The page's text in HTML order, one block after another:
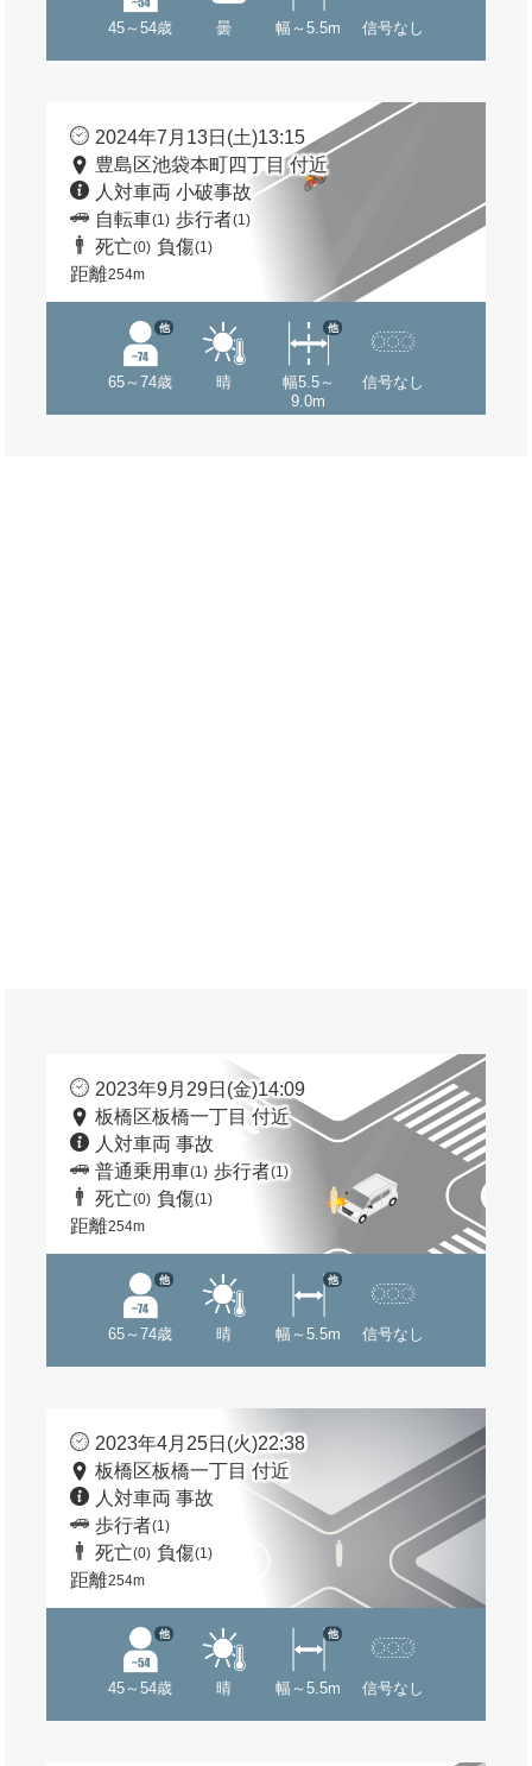
45～54歳 曇 幅～5.5m 信号なし
2024年7月13日(土)13:15
豊島区池袋本町四丁目 付近
人対車両 小破事故
自転車(1) 歩行者(1)
死亡(0) 負傷(1)
距離254m
65～74歳
他
晴
幅5.5～
9.0m
他
信号なし
2023年9月29日(金)14:09
板橋区板橋一丁目 付近
人対車両 事故
普通乗用車(1) 歩行者(1)
死亡(0) 負傷(1)
距離254m
65～74歳
他
晴 幅～5.5m
他
信号なし
2023年4月25日(火)22:38
板橋区板橋一丁目 付近
人対車両 事故
歩行者(1)
死亡(0) 負傷(1)
距離254m
45～54歳
他
晴 幅～5.5m
他
信号なし